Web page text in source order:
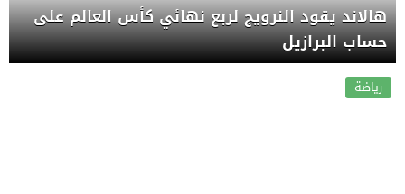
هالاند يقود النرويج لربع نهائي كأس العالم على
حساب البرازيل
رياضة